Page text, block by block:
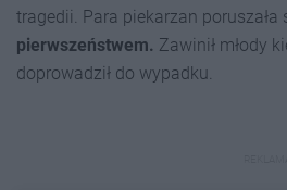
tragedii. Para piekarzan poruszała
pierwszeństwem. Zawinił młody
doprowadził do wypadku.